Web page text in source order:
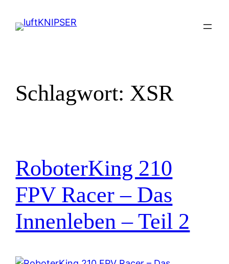
Inhalt
Schlagwort: XSR
RoboterKing 210
FPV Racer – Das
Innenleben – Teil 2